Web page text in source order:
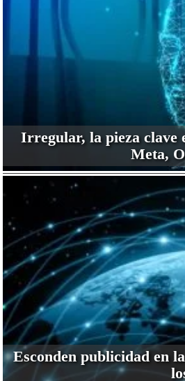
Irregular, la pieza clave
Meta,
Esconden publicidad en